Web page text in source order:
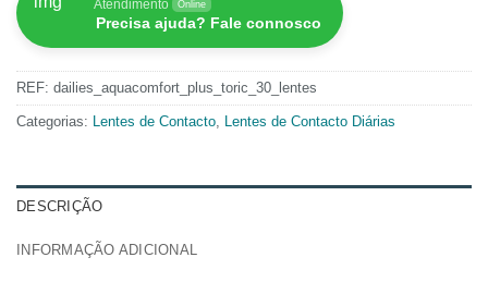
Atendimento Online
Precisa ajuda? Fale connosco
REF: dailies_aquacomfort_plus_toric_30_lentes
Categorias: Lentes de Contacto Lentes de Contacto Diárias
DESCRIÇÃO
INFORMAÇÃO ADICIONAL